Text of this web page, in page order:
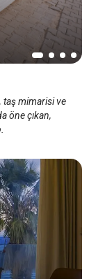
taş mimarisi ve
öne çıkan,